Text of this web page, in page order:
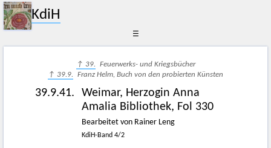
KdiH
☰
↑ 39. Feuerwerks- und Kriegsbücher
↑ 39.9. Franz Helm, Buch von den probierten Künsten
39.9.41.
Weimar, Herzogin Anna
Amalia Bibliothek, Fol 330
Bearbeitet von Rainer Leng
KdiH-Band 4/2